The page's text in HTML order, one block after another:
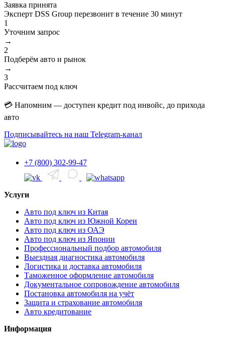
Заявка принята
Эксперт DSS Group перезвонит в течение 30 минут
1
Уточним запрос
→
2
Подберём авто и рынок
→
3
Рассчитаем под ключ
💳 Напомним — доступен кредит под инвойс, до прихода
авто
Подписывайтесь на наш Telegram-канал
+7 (800) 302-99-47
Услуги
Авто под ключ из Китая
Авто под ключ из Южной Кореи
Авто под ключ из ОАЭ
Авто под ключ из Японии
Профессиональный подбор автомобиля
Выездная диагностика автомобиля
Логистика и доставка автомобиля
Таможенное оформление автомобиля
Документальное сопровождение автомобиля
Постановка автомобиля на учёт
Защита и страхование автомобиля
Авто кредитование
Информация